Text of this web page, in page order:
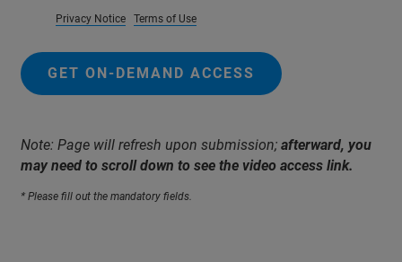
Privacy Notice Terms of Use
GET ON-DEMAND ACCESS
Note: Page will refresh upon submission; afterward, you
may need to scroll down to see the video access link.
* Please fill out the mandatory fields.